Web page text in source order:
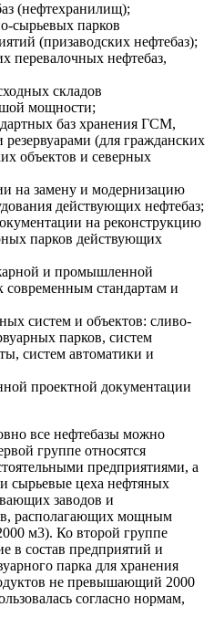
(нефтехранилищ);
сырьевых парков
(призаводских нефтебаз);
перевалочных нефтебаз,
складов
мощности;
баз хранения ГСМ,
(для гражданских
объектов и северных
на замену и модернизацию
действующих нефтебаз;
на реконструкцию
парков действующих
и промышленной
современным стандартам и
систем и объектов: сливо-
парков, систем
систем автоматики и
проектной документации
все нефтебазы можно
группе относятся
предприятиями, а
сырьевые цеха нефтяных
заводов и
располагающих мощным
м3). Ко второй группе
в состав предприятий и
парка для хранения
не превышающий 2000
согласно нормам,